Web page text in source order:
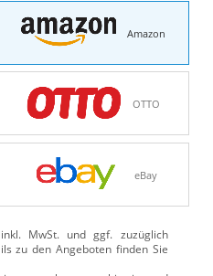
Amazon
OTTO
eBay
MwSt. und ggf. zuzüglich
zu den Angeboten finden Sie